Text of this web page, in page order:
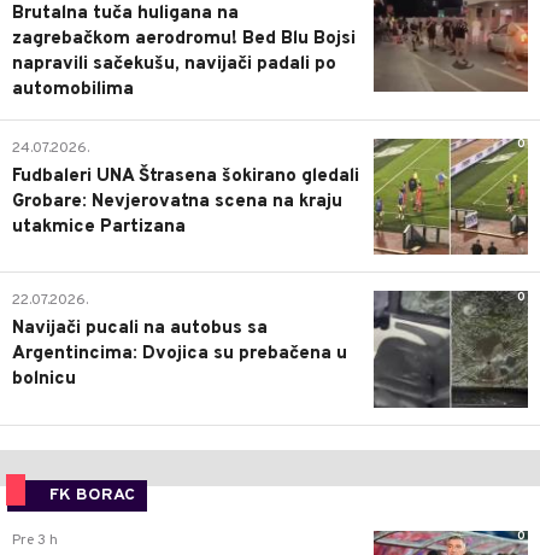
Brutalna tuča huligana na
zagrebačkom aerodromu! Bed Blu Bojsi
napravili sačekušu, navijači padali po
automobilima
0
24.07.2026.
Fudbaleri UNA Štrasena šokirano gledali
Grobare: Nevjerovatna scena na kraju
utakmice Partizana
0
22.07.2026.
Navijači pucali na autobus sa
Argentincima: Dvojica su prebačena u
bolnicu
FK BORAC
0
Pre 3 h